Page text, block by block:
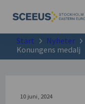
Start Nyheter
Konungens medalj
10 juni, 2024